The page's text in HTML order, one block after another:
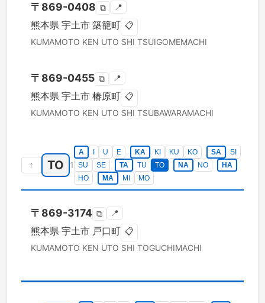
〒 869-0408 ⧉ 📍
熊本県 宇土市 築籠町 📋
KUMAMOTO KEN UTO SHI TSUIGOMEMACHI
〒 869-0455 ⧉ 📍
熊本県 宇土市 椿原町 📋
KUMAMOTO KEN UTO SHI TSUBAWARAMACHI
↑ TO 1
A U E KA KI KU KO SA
SI
SU
SE TA TU TO NA NO
HA
HO
MA MI MO
〒 869-3174 ⧉ 📍
熊本県 宇土市 戸口町 📋
KUMAMOTO KEN UTO SHI TOGUCHIMACHI